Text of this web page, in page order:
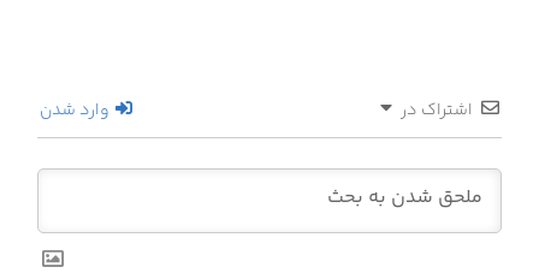
اشتراک در وارد شدن